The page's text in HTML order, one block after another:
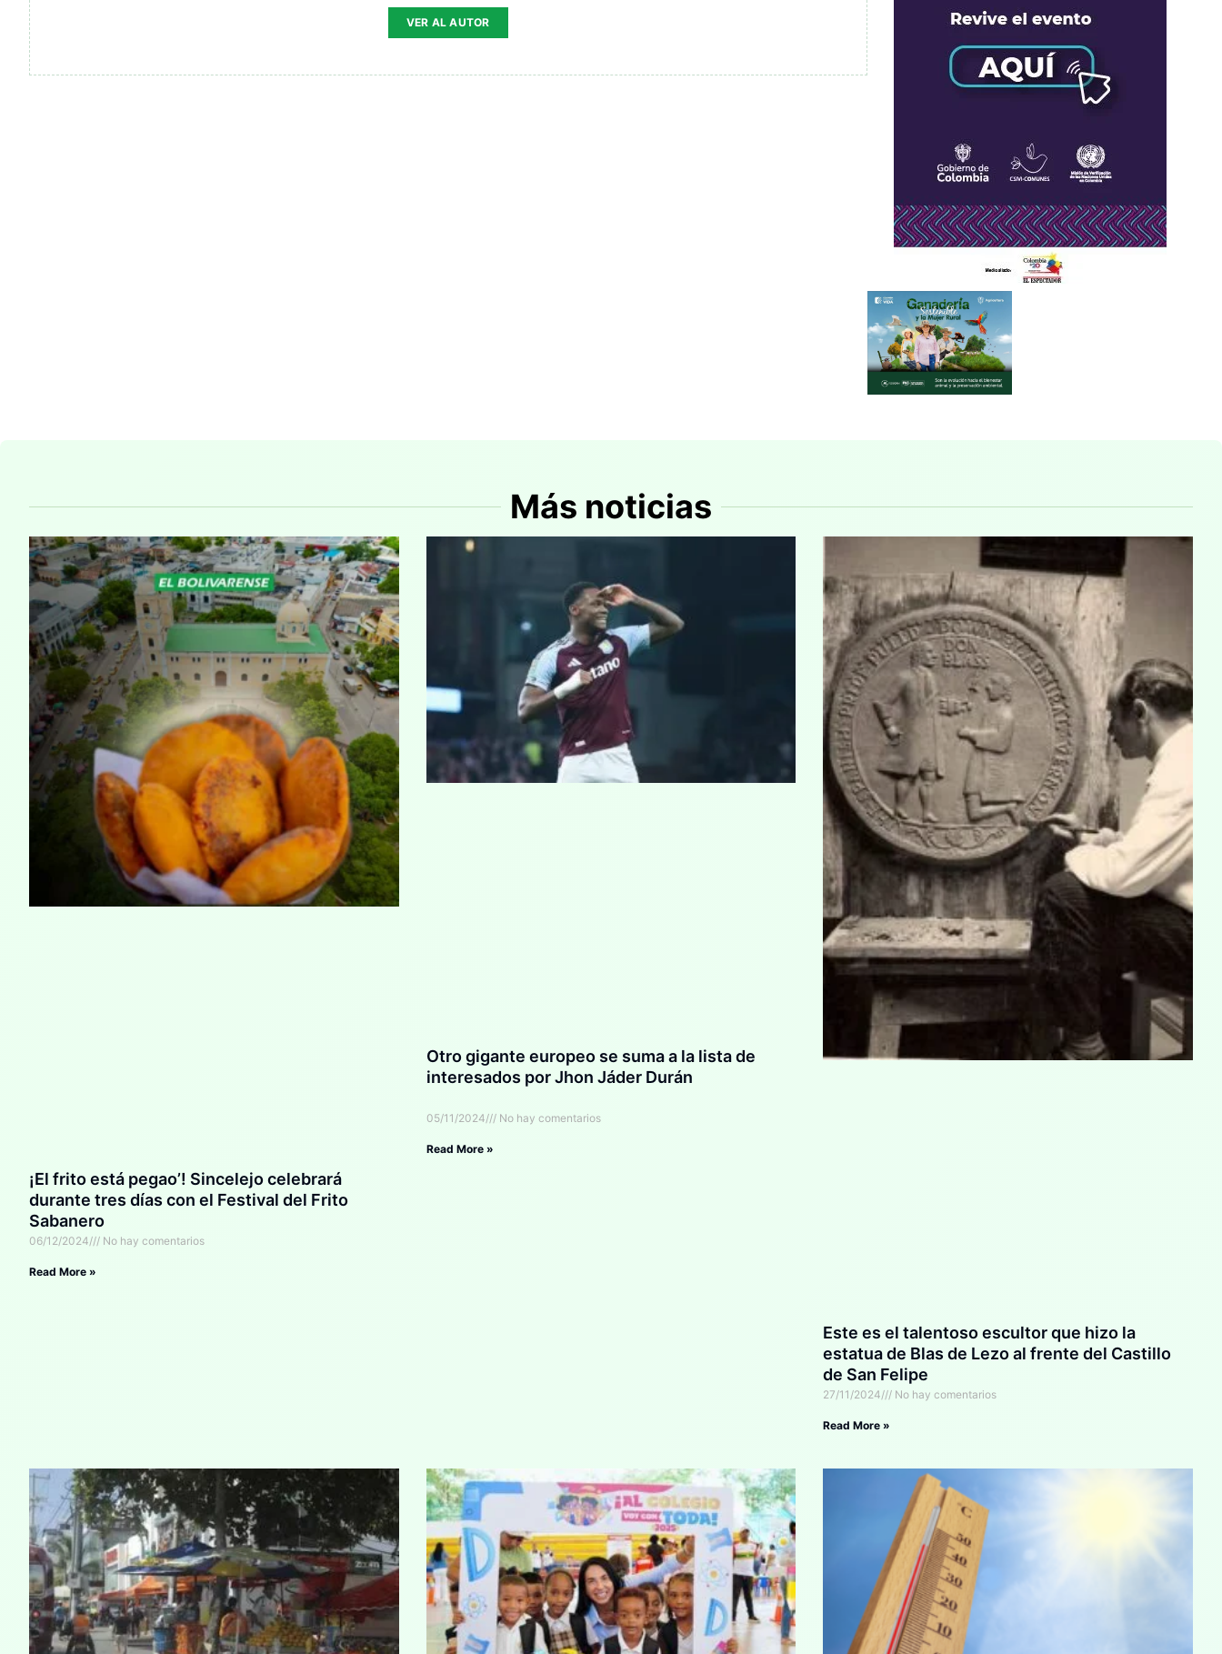
VER AL AUTOR
Más noticias
¡El frito está pegao’! Sincelejo celebrará
durante tres días con el Festival del Frito
Sabanero
06/12/2024 No hay comentarios
Read More »
Otro gigante europeo se suma a la lista de
interesados por Jhon Jáder Durán
05/11/2024 No hay comentarios
Read More »
Este es el talentoso escultor que hizo la
estatua de Blas de Lezo al frente del Castillo
de San Felipe
27/11/2024 No hay comentarios
Read More »